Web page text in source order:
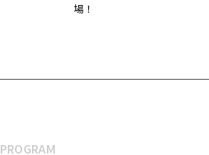
場！
PROGRAM